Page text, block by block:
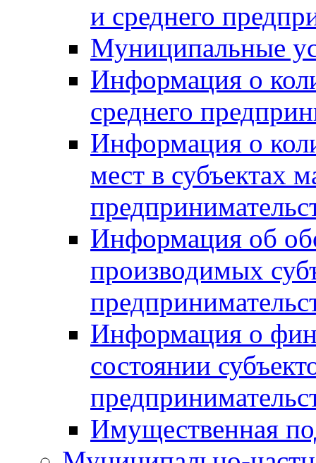
и среднего
Муниципальные
Информация о
среднего
Информация о
мест в субъектах
Информация об
производимых
Информация о
состоянии
Имущественная